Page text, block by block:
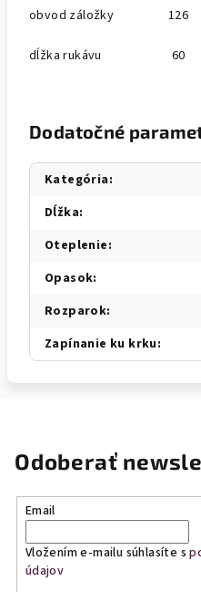
obvod záložky 126
dĺžka rukávu 60
Dodatočné
Kategória:
Dĺžka:
Oteplenie:
Opasok:
Rozparok:
Zapínanie ku krku:
Odoberať
Email
Vložením e-mailu súhlasíte s
údajov